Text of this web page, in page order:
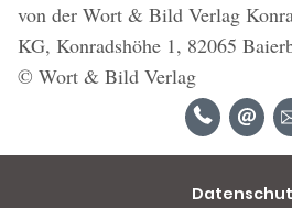
von der Wort & Bild Verlag
KG, Konradshöhe 1, 82065
© Wort & Bild Verlag